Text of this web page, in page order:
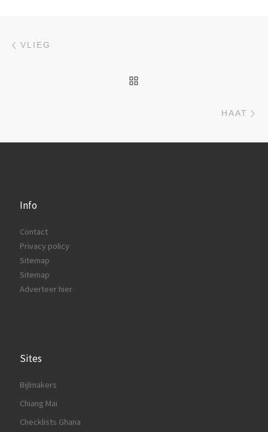
Berichtnavigatie
VLIEG
HAAT
Info
Contact
Privacy policy
Sitemap
Sitemap
Adverteer hier
Sites
Bijlmakers
Chiang Mai
Checklists Ghana